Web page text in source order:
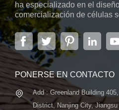
ha especializado en el
comercialización de células
y sistemas de energía solar.
la capital de la provincia de
superficie de 6.000 m2,
automáticos avanzados...
PONERSE EN CONTACTO
Add : Greenland Building
District, Nanjing City,